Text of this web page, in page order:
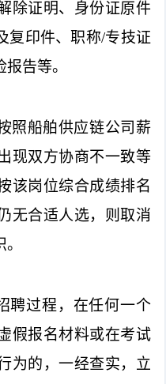
除证明、身份证原件
复印件、职称/专技证
告等。
照船舶供应链公司薪
现双方协商不一致等
该岗位综合成绩排名
无合适人选，则取消
聘过程，在任何一个
假报名材料或在考试
为的，一经查实，立